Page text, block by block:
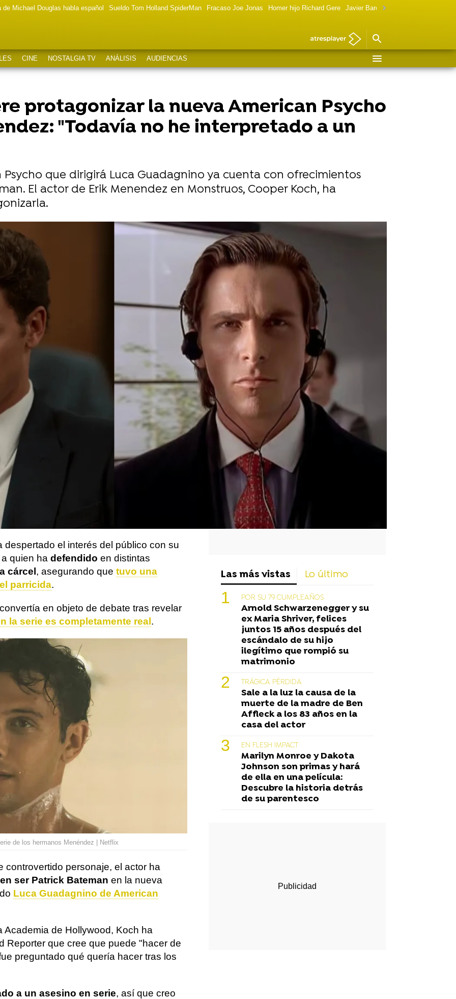
de Michael Douglas habla español Sueldo Tom Holland SpiderMan Fracaso Joe Jonas Homer hijo Richard Gere Javier Bardem política
CINE NOSTALGIA TV ANÁLISIS AUDIENCIAS
protagonizar la nueva American Psycho
"Todavía no he interpretado a un
Psycho que dirigirá Luca Guadagnino ya cuenta con ofrecimientos
El actor de Erik Menendez en Monstruos, Cooper Koch, ha
al enseñar su pene real en los hermanos Menéndez: "Es normal para mí"
WhatsappFacebook
X Flipboard
temporada ha sido
en la nueva entrega de
asesinos famosos
despertado el interés del público con su
a quien ha defendido en distintas
cárcel , asegurando que tuvo una
parricida.
en objeto de debate tras revelar
la serie es completamente real .
de los hermanos Menéndez | Netflix
controvertido personaje, el actor ha
ser Patrick Bateman en la nueva
Luca Guadagnino de American
Academia de Hollywood, Koch ha
Reporter que cree que puede "hacer de
preguntado qué quería hacer tras los
a un asesino en serie, así que creo
Las más vistas Lo último
POR SU 79 CUMPLEAÑOS
Arnold Schwarzenegger y su
ex Maria Shriver, felices
juntos 15 años después del
escándalo de su hijo
ilegítimo que rompió su
matrimonio
TRÁGICA PÉRDIDA
Sale a la luz la causa de la
muerte de la madre de Ben
Affleck a los 83 años en la
casa del actor
EN FLESH IMPACT
Marilyn Monroe y Dakota
Johnson son primas y hará
de ella en una película:
Descubre la historia detrás
de su parentesco